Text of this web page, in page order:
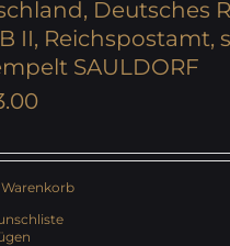
Deutsches
II, Reichspostamt,
SAULDORF